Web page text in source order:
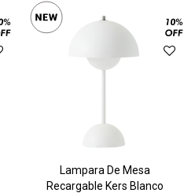
Lampara De Mesa
Recargable Kers Blanco